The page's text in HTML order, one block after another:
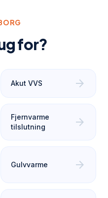
for?
Akut VVS arrow_forward
Fjernvarme
tilslutning
arrow_forward
Gulvvarme arrow_forward